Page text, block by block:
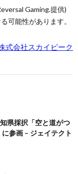
Gaming.提供)
可能性があります。
式会社スカイピーク
県採択「空と道がつ
参画 – ジェイテクト